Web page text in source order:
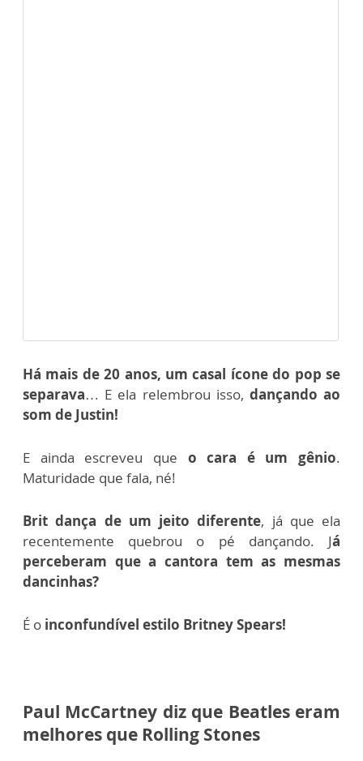
Há mais de 20 anos, um casal ícone do pop se
separava… E ela relembrou isso, dançando ao
som de Justin!
E ainda escreveu que o cara é um gênio.
Maturidade que fala, né!
Brit dança de um jeito diferente, já que ela
recentemente quebrou o pé dançando. Já
perceberam que a cantora tem as mesmas
dancinhas?
É o inconfundível estilo Britney Spears!
Paul McCartney diz que Beatles eram
melhores que Rolling Stones